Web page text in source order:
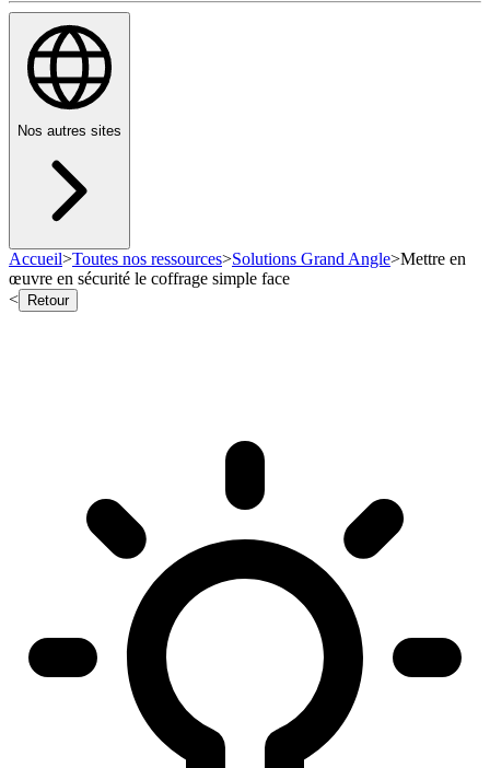
Nos autres sites
Accueil>Toutes nos ressources>Solutions Grand Angle>Mettre en
œuvre en sécurité le coffrage simple face
<
Retour